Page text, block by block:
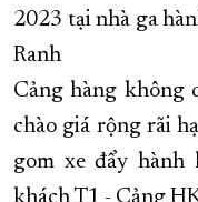
2023 tại nhà ga
Ranh
Cảng hàng không
chào giá rộng rãi
gom xe đẩy hành